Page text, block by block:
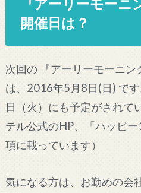
『アーリーモーニ
開催日は？
次回の 『アーリーモーニン
は、2016年5月8日(日) で
日（火）にも予定がされて
テル公式のHP、「ハッピ
項に載っています）
気になる方は、お勤めの会